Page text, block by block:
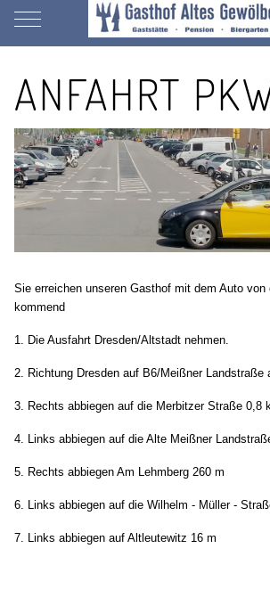
Mobile Menu Toggle
ANFAHRT
Sie erreichen unseren Gasthof mit dem Auto von
kommend
1. Die Ausfahrt Dresden/Altstadt nehmen.
2. Richtung Dresden auf B6/Meißner Landstraße
3. Rechts abbiegen auf die Merbitzer Straße 0,8
4. Links abbiegen auf die Alte Meißner
5. Rechts abbiegen Am Lehmberg 260 m
6. Links abbiegen auf die Wilhelm - Müller -
7. Links abbiegen auf Altleutewitz 16 m